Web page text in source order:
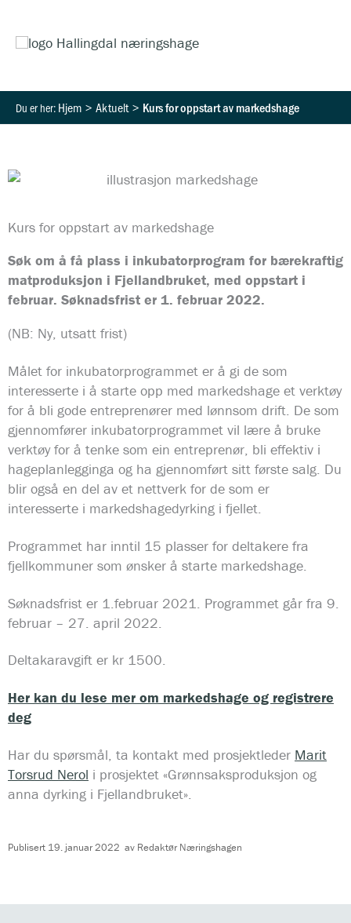
Hjem Aktuelt Kurs for oppstart av markedshage
Kurs for oppstart av markedshage
Søk om å få plass i inkubatorprogram for bærekraftig
matproduksjon i Fjellandbruket, med oppstart i
februar. Søknadsfrist er 1. februar 2022.
(NB: Ny, utsatt frist)
Målet for inkubatorprogrammet er å gi de som
interesserte i å starte opp med markedshage et verktøy
for å bli gode entreprenører med lønnsom drift. De som
gjennomfører inkubatorprogrammet vil lære å bruke
verktøy for å tenke som ein entreprenør, bli effektiv i
hageplanlegginga og ha gjennomført sitt første salg. Du
blir også en del av et nettverk for de som er
interesserte i markedshagedyrking i fjellet.
Programmet har inntil 15 plasser for deltakere fra
fjellkommuner som ønsker å starte markedshage.
Søknadsfrist er 1.februar 2021. Programmet går fra 9.
februar – 27. april 2022.
Deltakaravgift er kr 1500.
Her kan du lese mer om markedshage og registrere
deg
Har du spørsmål, ta kontakt med prosjektleder Marit
Torsrud Nerol i prosjektet «Grønnsaksproduksjon og
anna dyrking i Fjellandbruket».
Publisert 19. januar 2022 av Redaktør Næringshagen